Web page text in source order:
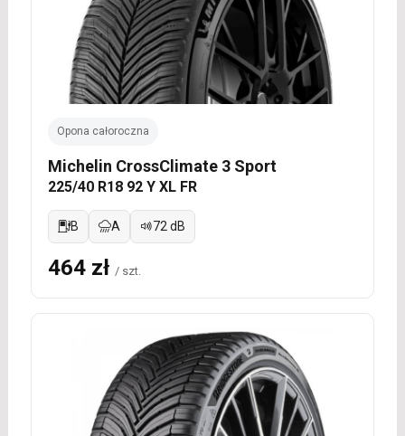
Opona całoroczna
Michelin CrossClimate 3 Sport
225/40 R18 92 Y XL FR
B A 72 dB
464 zł / szt.